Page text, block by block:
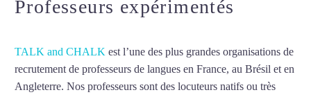
Professeurs expérimentés
TALK and CHALK est l’une des plus grandes organisations de
recrutement de professeurs de langues en France, au Brésil et en
Angleterre. Nos professeurs sont des locuteurs natifs ou très